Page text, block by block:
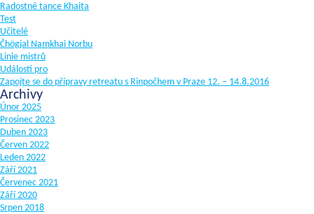
Radostné tance Khaita
Test
Učitelé
Čhögjal Namkhai Norbu
Linie mistrů
Události pro
Zapojte se do přípravy retreatu s Rinpočhem v Praze 12. – 14.8.2016
Archivy
Únor 2025
Prosinec 2023
Duben 2023
Červen 2022
Leden 2022
Září 2021
Červenec 2021
Září 2020
Srpen 2018